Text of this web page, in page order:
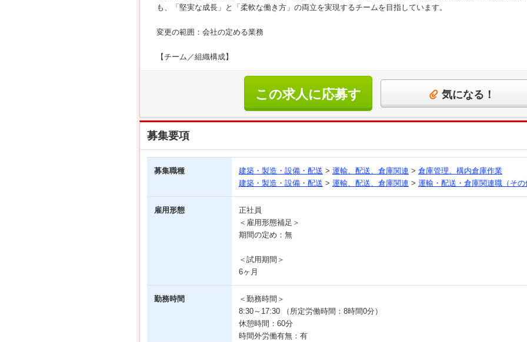
も、「堅実な成長」と「柔軟な働き方」の両立を実現するチームを目指しています。
変更の範囲：会社の定める業務
【チーム／組織構成】
この求人に応募す
る
気になる！
募集要項
募集職種 建築・製造・設備・配送 > 運輸、配送、倉庫関連 > 倉庫管理、構内倉庫作業
建築・製造・設備・配送 > 運輸、配送、倉庫関連 > 運輸・配送・倉庫関連職（その
雇用形態
正社員
＜雇用形態補足＞
期間の定め：無
＜試用期間＞
6ヶ月
勤務時間
＜勤務時間＞
8:30～17:30 （所定労働時間：8時間0分）
休憩時間：60分
時間外労働有無：有